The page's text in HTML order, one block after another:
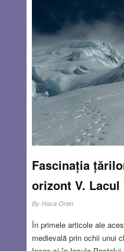
Fascinația
orizont V. Lacul
By Hava Oren
În primele articole ale
medievală prin ochii unui